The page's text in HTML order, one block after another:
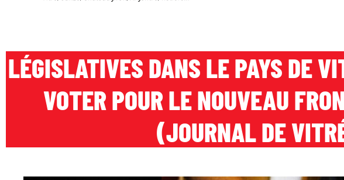
LÉGISLATIVES DANS LE PAYS DE
VOTER POUR LE NOUVEAU
(JOURNAL DE